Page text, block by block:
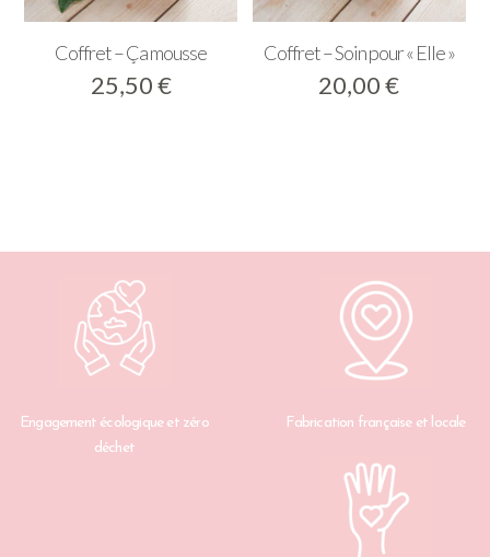
Coffret – Ça mousse
25,50€
Coffret – Soin pour « Elle »
20,00€
Engagement écologique et zéro
déchet
Fabrication française et locale